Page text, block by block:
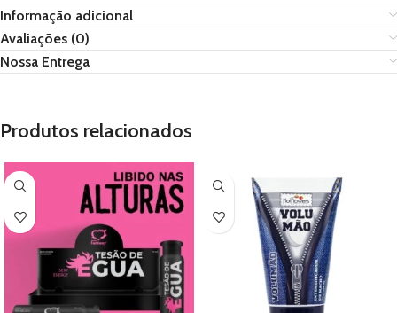
Informação adicional
Avaliações (0)
Nossa Entrega
Produtos relacionados